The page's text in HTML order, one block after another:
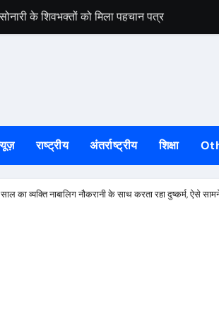
और संगठन मजबूती पर दिया गया जोर, पूर्व मंत्री ने
सवाल, घटिया गुणवत्ता और अनियमितता के लगे आरोप
ने मुख्यमंत्री से की हस्तक्षेप की मांग
तीन बकरियां बरामद
राष्ट्रीय अंतर्राष्ट्रीय शिक्षा
का व्‍यक्ति नाबालिग नौकरानी के साथ करता रहा दुष्‍कर्म, ऐसे